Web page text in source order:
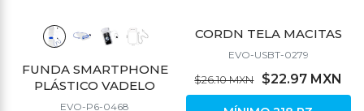
FUNDA SMARTPHONE
PLÁSTICO VADELO
EVO-P6-0468
CORDN TELA MACITAS
EVO-USBT-0279
$26.10 MXN $22.97 MXN